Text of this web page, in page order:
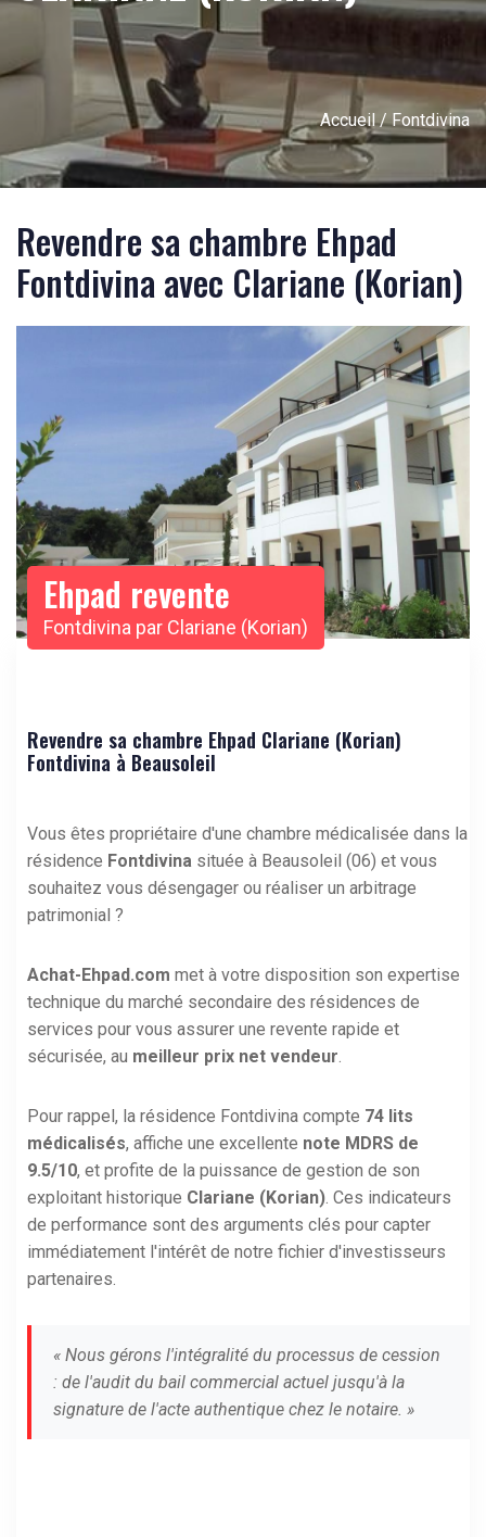
Accueil/ Fontdivina
Revendre sa chambre Ehpad
Fontdivina avec Clariane (Korian)
Ehpad revente
Fontdivina par Clariane (Korian)
Revendre sa chambre Ehpad Clariane (Korian)
Fontdivina à Beausoleil
Vous êtes propriétaire d'une chambre médicalisée dans la
résidence Fontdivina située à Beausoleil (06) et vous
souhaitez vous désengager ou réaliser un arbitrage
patrimonial ?
Achat-Ehpad.com met à votre disposition son expertise
technique du marché secondaire des résidences de
services pour vous assurer une revente rapide et
sécurisée, au meilleur prix net vendeur
Pour rappel, la résidence Fontdivina compte 74 lits
médicalisés, affiche une excellente note MDRS de
9.5/10, et profite de la puissance de gestion de son
exploitant historique Clariane (Korian) . Ces indicateurs
de performance sont des arguments clés pour capter
immédiatement l'intérêt de notre fichier d'investisseurs
partenaires.
« Nous gérons l'intégralité du processus de cession
: de l'audit du bail commercial actuel jusqu'à la
signature de l'acte authentique chez le notaire. »